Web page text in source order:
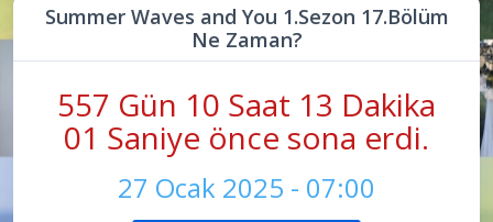
Summer Waves and You 1.Sezon 17.Bölüm
Ne Zaman?
557 Gün 10 Saat 13 Dakika
02 Saniye önce sona erdi.
27 Ocak 2025 - 07:00